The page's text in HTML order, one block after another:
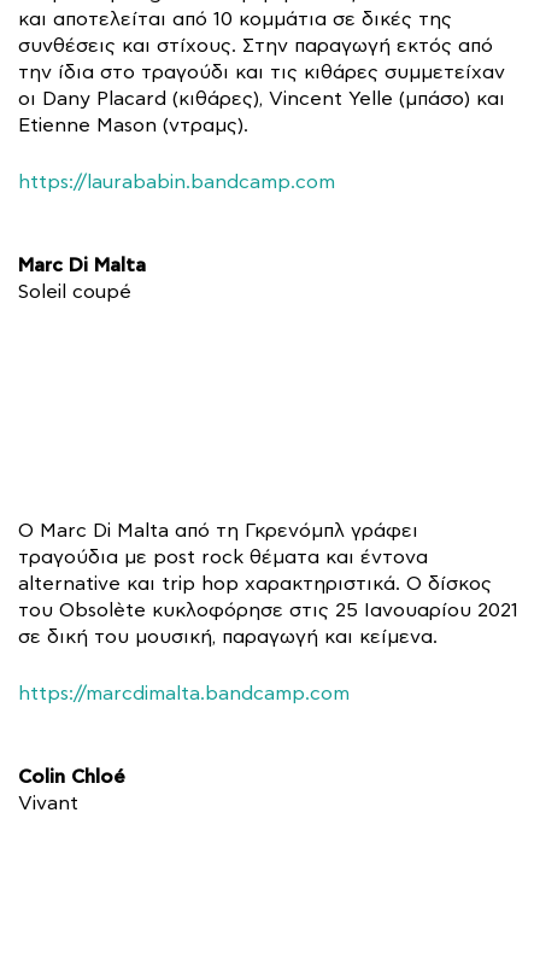
και αποτελείται από 10 κομμάτια σε δικές της
συνθέσεις και στίχους. Στην παραγωγή εκτός από
την ίδια στο τραγούδι και τις κιθάρες συμμετείχαν
οι Dany Placard (κιθάρες), Vincent Yelle (μπάσο) και
Etienne Mason (ντραμς).
https://laurababin.bandcamp.com
Marc Di Malta
Soleil coupé
Ο Marc Di Malta από τη Γκρενόμπλ γράφει
τραγούδια με post rock θέματα και έντονα
alternative και trip hop χαρακτηριστικά. Ο δίσκος
του Obsolète κυκλοφόρησε στις 25 Ιανουαρίου 2021
σε δική του μουσική, παραγωγή και κείμενα.
https://marcdimalta.bandcamp.com
Colin Chloé
Vivant